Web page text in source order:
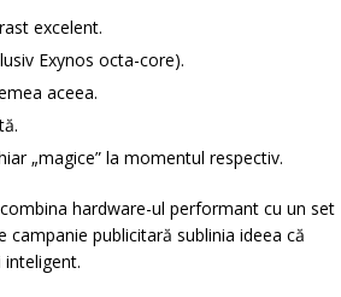
excelent.
Exynos octa-core).
aceea.
„magice” la momentul respectiv.
hardware-ul performant cu un set
publicitară sublinia ideea că